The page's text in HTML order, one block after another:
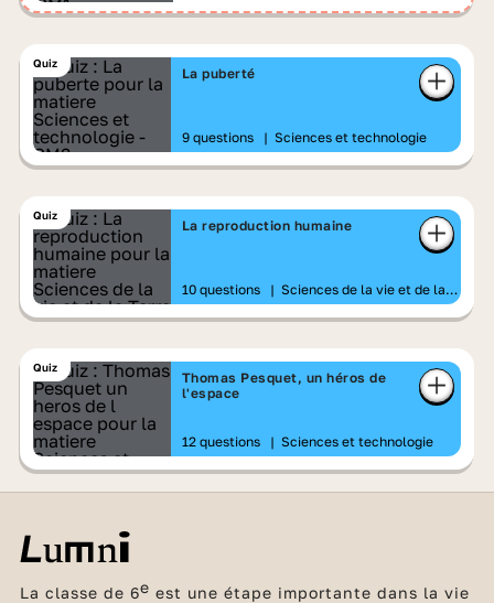
Quiz
La puberté
9 questions | Sciences et technologie
Quiz
La reproduction humaine
10 questions | Sciences de la vie et de la
Terre
Quiz
Thomas Pesquet, un héros de
l'espace
12 questions | Sciences et technologie
La classe de 6e est une étape importante dans la vie